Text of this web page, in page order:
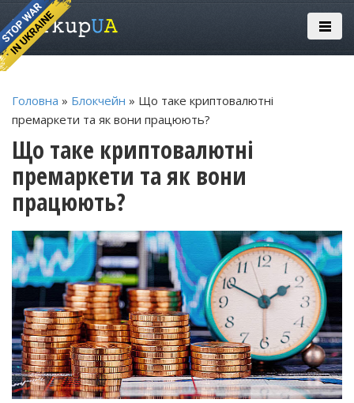
Головна » Блокчейн » Що таке криптовалютні
премаркети та як вони працюють?
Що таке криптовалютні
премаркети та як вони
працюють?